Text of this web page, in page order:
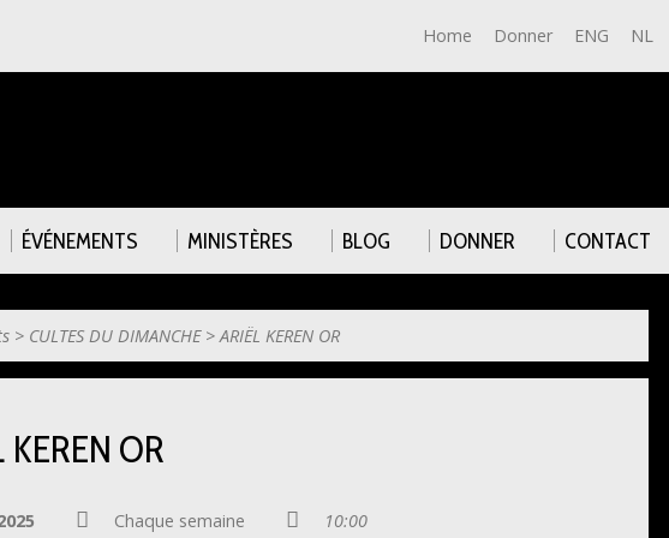
Home Donner ENG NL
ÉVÉNEMENTS MINISTÈRES BLOG DONNER CONTACT
> CULTES DU DIMANCHE>ARIËL KEREN OR
KEREN OR
Chaque semaine 10:00